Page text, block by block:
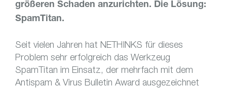
größeren Schaden anzurichten. Die Lösung:
SpamTitan.
Seit vielen Jahren hat NETHINKS für dieses
Problem sehr erfolgreich das Werkzeug
SpamTitan im Einsatz, der mehrfach mit dem
Antispam & Virus Bulletin Award ausgezeichnet